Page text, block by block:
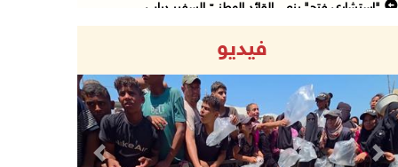
"استشاري فتح" ينعى القائد الوطنيّ السفير دياب ...
09/آب/2026 11:47 ص
73,386 شهيدا و174,250 مصابا منذ بدء حرب الإبا ...
09/آب/2026 11:35 ص
فيديو
Previous Next